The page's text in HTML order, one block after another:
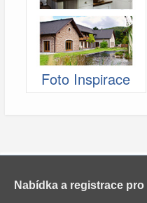
Foto Inspirace
Nabídka a registrace pro